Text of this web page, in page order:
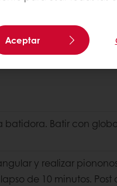
batidora. Batir con
y realizar
de 10 minutos.
Aceptar